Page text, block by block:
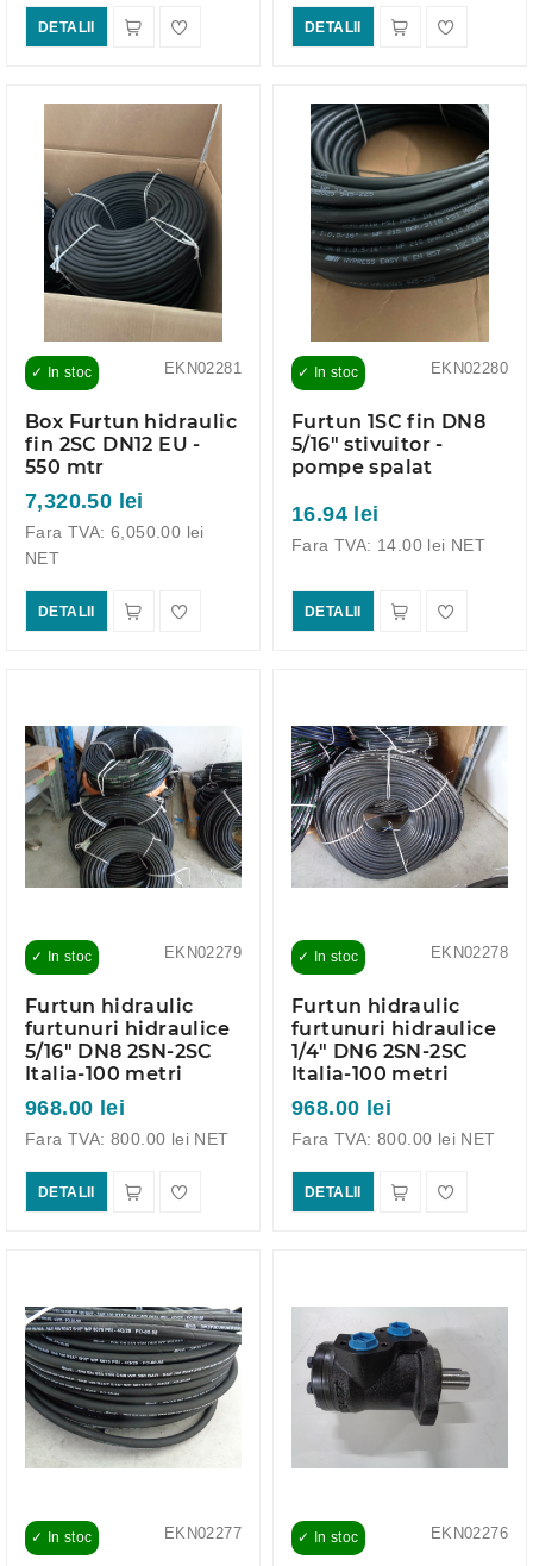
DETALII DETALII
EKN02281
✓ In stoc
Box Furtun hidraulic
fin 2SC DN12 EU -
550 mtr
7,320.50 lei
Fara TVA: 6,050.00 lei
NET
DETALII
EKN02280
✓ In stoc
Furtun 1SC fin DN8
5/16" stivuitor -
pompe spalat
16.94 lei
Fara TVA: 14.00 lei NET
DETALII
EKN02279
✓ In stoc
Furtun hidraulic
furtunuri hidraulice
5/16" DN8 2SN-2SC
Italia-100 metri
968.00 lei
Fara TVA: 800.00 lei NET
DETALII
EKN02278
✓ In stoc
Furtun hidraulic
furtunuri hidraulice
1/4" DN6 2SN-2SC
Italia-100 metri
968.00 lei
Fara TVA: 800.00 lei NET
DETALII
EKN02277
✓ In stoc EKN02276
✓ In stoc